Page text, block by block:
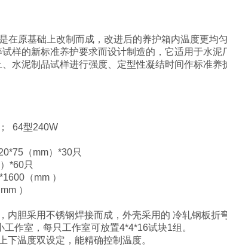
在原基础上改制而成，改进后的养护箱内温度更均
样的新标准养护要求而设计制造的，它适用于水
水泥制品试样进行强度、定型性凝结时间作标准养
64型240W
（mm）*30只
*60只
（mm ）
）
内胆采用不锈钢焊接而成，外壳采用的 冷轧钢板折
作室，每只工作室可放置4*4*16试块1组。
下温度双设定，能精确控制温度。